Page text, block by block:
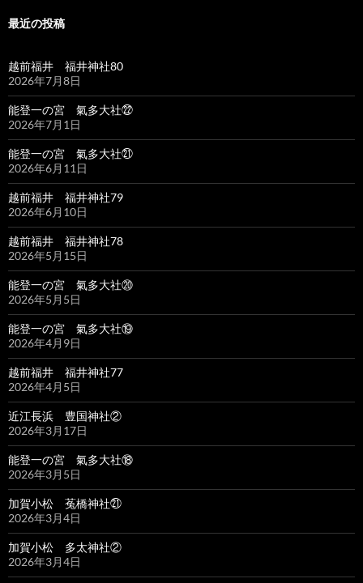
最近の投稿
越前福井 福井神社80
2026年7月8日
能登一の宮 氣多大社㉒
2026年7月1日
能登一の宮 氣多大社㉑
2026年6月11日
越前福井 福井神社79
2026年6月10日
越前福井 福井神社78
2026年5月15日
能登一の宮 氣多大社⑳
2026年5月5日
能登一の宮 氣多大社⑲
2026年4月9日
越前福井 福井神社77
2026年4月5日
近江長浜 豊国神社②
2026年3月17日
能登一の宮 氣多大社⑱
2026年3月5日
加賀小松 菟橋神社㉑
2026年3月4日
加賀小松 多太神社②
2026年3月4日